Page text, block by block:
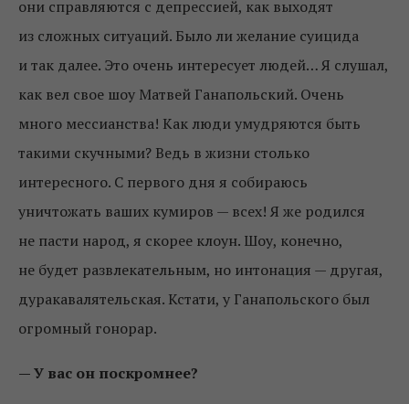
они справляются с депрессией, как выходят
из сложных ситуаций. Было ли желание суицида
и так далее. Это очень интересует людей… Я слушал,
как вел свое шоу Матвей Ганапольский. Очень
много мессианства! Как люди умудряются быть
такими скучными? Ведь в жизни столько
интересного. С первого дня я собираюсь
уничтожать ваших кумиров — всех! Я же родился
не пасти народ, я скорее клоун. Шоу, конечно,
не будет развлекательным, но интонация — другая,
дуракавалятельская. Кстати, у Ганапольского был
огромный гонорар.
— У вас он поскромнее?